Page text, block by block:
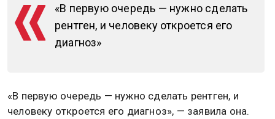
«В первую очередь — нужно сделать
рентген, и человеку откроется его
диагноз»
«В первую очередь — нужно сделать рентген, и
человеку откроется его диагноз», — заявила она.